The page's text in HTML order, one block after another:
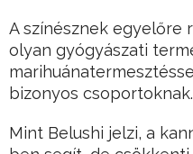
A színésznek egyelőre
olyan gyógyászati
bizonyos csoportoknak.
Mint Belushi jelzi, a